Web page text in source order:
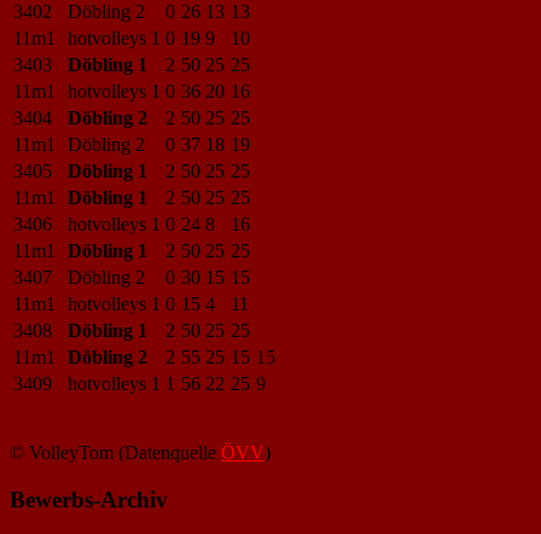
3402
Döbling 2 0 26 13 13
11m1
hotvolleys 1 0 19 9
10
3403
Döbling 1 2 50 25 25
11m1
hotvolleys 1 0 36 20 16
3404
Döbling 2 2 50 25 25
11m1
Döbling 2 0 37 18 19
3405
Döbling 1 2 50 25 25
11m1
Döbling 1 2 50 25 25
3406
hotvolleys 1 0 24 8
16
11m1
Döbling 1 2 50 25 25
3407
Döbling 2 0 30 15 15
11m1
hotvolleys 1 0 15 4
11
3408
Döbling 1 2 50 25 25
11m1
Döbling 2 2 55 25 15 15
3409
hotvolleys 1 1 56 22 25 9
© VolleyTom (Datenquelle ÖVV)
Bewerbs-Archiv